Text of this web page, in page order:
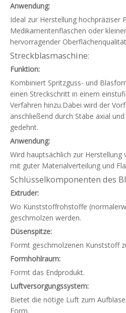
Anwendung:
Ideal zur Herstellung hochpräziser
Medikamentenflaschen oder
hervorragender
Streckblasmaschine:
Funktion:
Kombiniert Spritzguss- und
einen Streckschritt in einem
Verfahren hinzu.Dabei wird der
anschließend durch Stäbe axial
gedehnt.
Anwendung:
Wird hauptsächlich zur Herstellung
mit guter Materialverteilung und
Schlüsselkomponenten des
Extruder:
Wo Kunststoffrohstoffe
geschmolzen werden.
Düsenspitze:
Formt geschmolzenen Kunststoff
Formhohlraum:
Formt das Endprodukt.
Luftversorgungssystem:
Bietet die nötige Luft zum
Form.